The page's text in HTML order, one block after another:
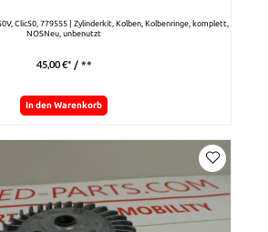
Clic50, 779555 | Zylinderkit, Kolben, Kolbenringe, komplett,
NOSNeu, unbenutzt
45,00 €* / **
In den Warenkorb